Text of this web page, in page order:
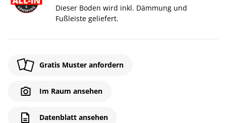
Dieser Boden wird inkl. Dämmung und
Fußleiste geliefert.
Gratis Muster anfordern
Im Raum ansehen
Datenblatt ansehen